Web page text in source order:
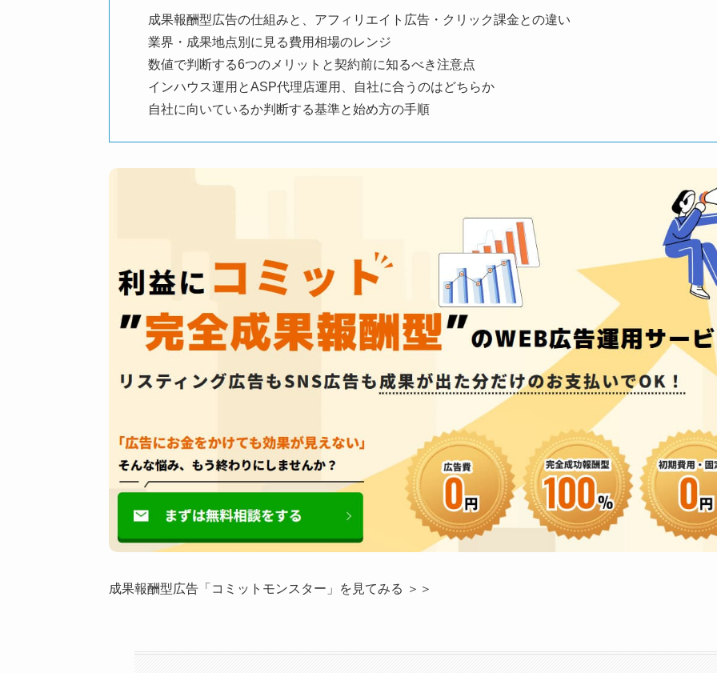
成果報酬型広告の仕組みと、アフィリエイト広告・クリック課金との違い
業界・成果地点別に見る費用相場のレンジ
数値で判断する6つのメリットと契約前に知るべき注意点
インハウス運用とASP代理店運用、自社に合うのはどちらか
自社に向いているか判断する基準と始め方の手順
成果報酬型広告「コミットモンスター」を見てみる ＞＞